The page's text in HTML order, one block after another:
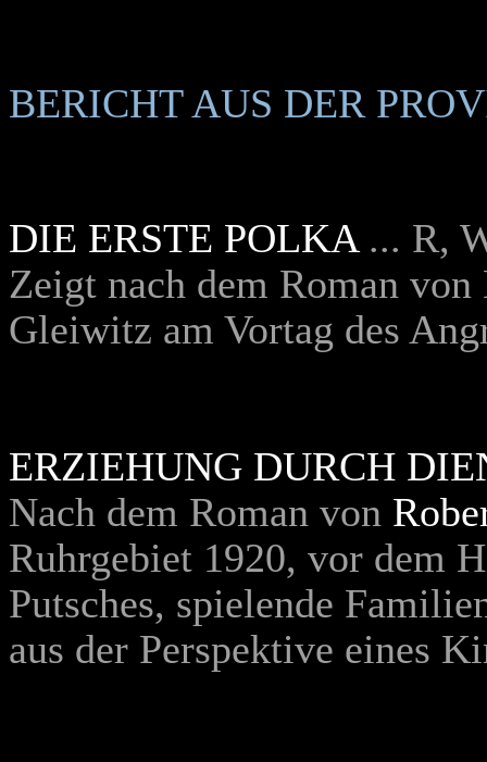
BERICHT AUS DER
DIE ERSTE POLKA... R,
Zeigt nach dem Roman
Gleiwitz am Vortag des
ERZIEHUNG DURCH
Nach dem Roman von
Ruhrgebiet 1920, vor dem
Putsches, spielende
aus der Perspektive eines